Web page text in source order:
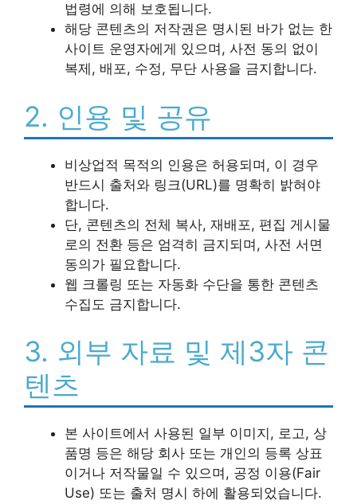
법령에 의해 보호됩니다.
해당 콘텐츠의 저작권은 명시된 바가 없는 한
사이트 운영자에게 있으며, 사전 동의 없이
복제, 배포, 수정, 무단 사용을 금지합니다.
2. 인용 및 공유
비상업적 목적의 인용은 허용되며, 이 경우
반드시 출처와 링크(URL)를 명확히 밝혀야
합니다.
단, 콘텐츠의 전체 복사, 재배포, 편집 게시물
로의 전환 등은 엄격히 금지되며, 사전 서면
동의가 필요합니다.
웹 크롤링 또는 자동화 수단을 통한 콘텐츠
수집도 금지합니다.
3. 외부 자료 및 제3자 콘
텐츠
본 사이트에서 사용된 일부 이미지, 로고, 상
품명 등은 해당 회사 또는 개인의 등록 상표
이거나 저작물일 수 있으며, 공정 이용(Fair
Use) 또는 출처 명시 하에 활용되었습니다.